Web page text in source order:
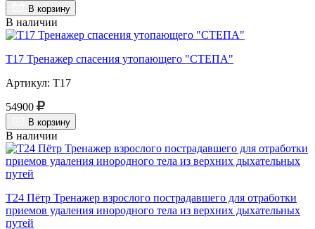
В корзину
В наличии
Т17 Тренажер спасения утопающего "СТЕПА"
Артикул: Т17
54900
В корзину
В наличии
Т24 Пётр Тренажер взрослого пострадавшего для отработки
приемов удаления инородного тела из верхних дыхательных
путей